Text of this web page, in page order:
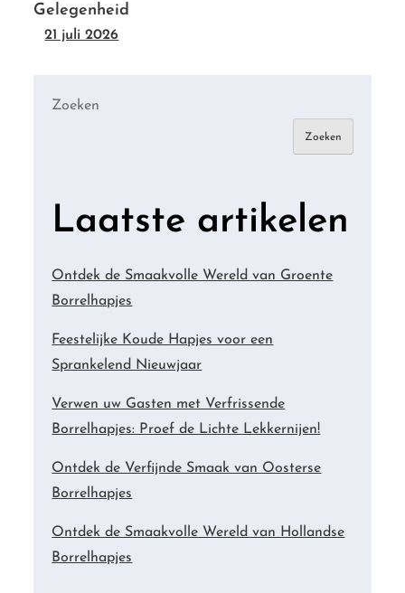
Gelegenheid
21 juli 2026
Zoeken
Zoeken
Laatste artikelen
Ontdek de Smaakvolle Wereld van Groente
Borrelhapjes
Feestelijke Koude Hapjes voor een
Sprankelend Nieuwjaar
Verwen uw Gasten met Verfrissende
Borrelhapjes: Proef de Lichte Lekkernijen!
Ontdek de Verfijnde Smaak van Oosterse
Borrelhapjes
Ontdek de Smaakvolle Wereld van Hollandse
Borrelhapjes